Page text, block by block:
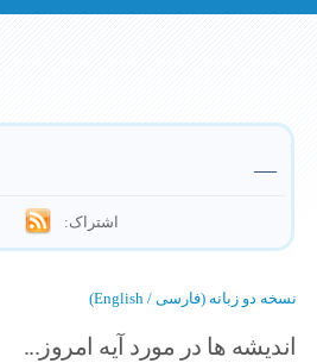
—
اشتراک:
نسخه دو زبانه (فارسی / English)
اندیشه ها در مورد آیه امروز...